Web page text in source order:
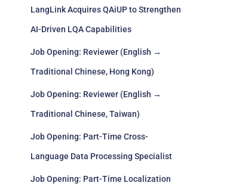
LangLink Acquires QAiUP to Strengthen
AI-Driven LQA Capabilities
Job Opening: Reviewer (English →
Traditional Chinese, Hong Kong)
Job Opening: Reviewer (English →
Traditional Chinese, Taiwan)
Job Opening: Part-Time Cross-
Language Data Processing Specialist
Job Opening: Part-Time Localization